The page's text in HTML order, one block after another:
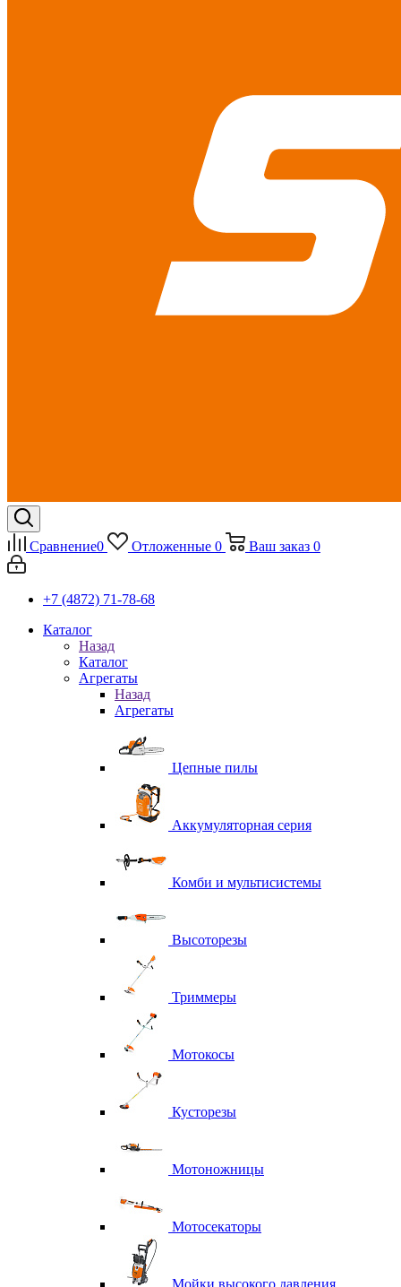
Сравнение0 Отложенные 0 Ваш заказ 0
+7 (4872) 71-78-68
Каталог
Назад
Каталог
Агрегаты
Назад
Агрегаты
Цепные пилы
Аккумуляторная серия
Комби и мультисистемы
Высоторезы
Триммеры
Мотокосы
Кусторезы
Мотоножницы
Мотосекаторы
Мойки высокого давления